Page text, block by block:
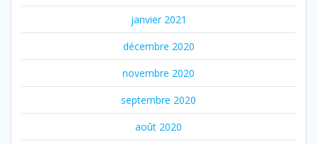
janvier 2021
décembre 2020
novembre 2020
septembre 2020
août 2020